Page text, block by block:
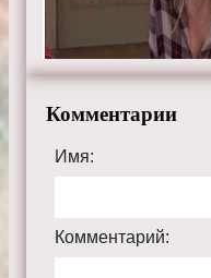
Комментарии
Имя:
Комментарий: